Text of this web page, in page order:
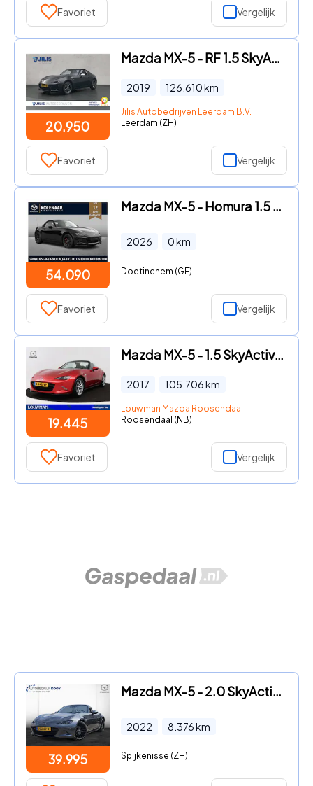
Favoriet Vergelijk
20.950
Mazda MX-5 - RF 1.5 SkyActiv-G 132 GT-M | Leder | Stoelverwarming | Camer
2019 126.610km
Jilis Autobedrijven Leerdam B.V.
Leerdam (ZH)
Favoriet Vergelijk
54.090
Mazda MX-5 - Homura 1.5 Sky-G 136pk | Oktober leverbaar
2026 0km
Doetinchem (GE)
Favoriet Vergelijk
19.445
Mazda MX-5 - 1.5 SkyActiv-G 131 S | Airco | Dealer onderhouden! |
2017 105.706km
Louwman Mazda Roosendaal
Roosendaal (NB)
Favoriet Vergelijk
39.995
Mazda MX-5 - 2.0 SkyActiv-G 184PK rijkelijk uitgerust / zie beschrijving
2022 8.376km
Spijkenisse (ZH)